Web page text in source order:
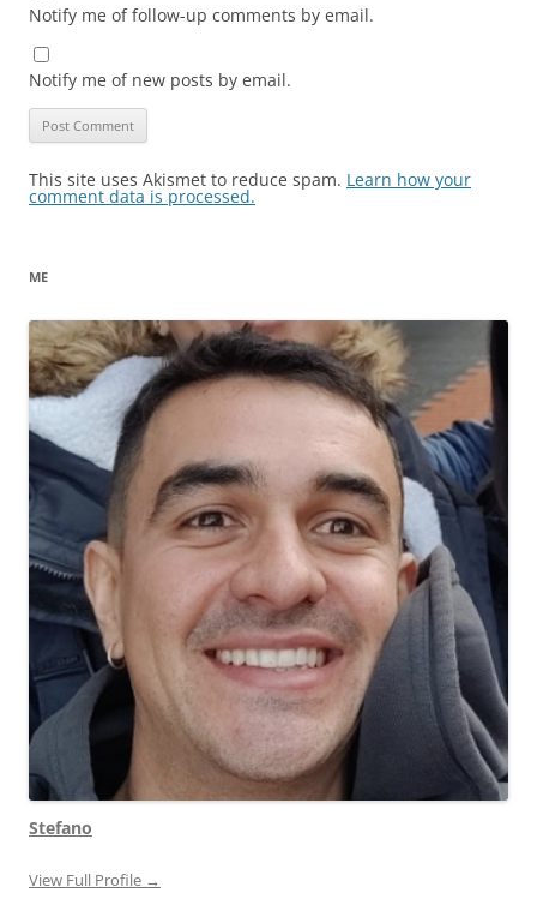
Notify me of follow-up comments by email.
Notify me of new posts by email.
This site uses Akismet to reduce spam. Learn how your
comment data is processed.
ME
Stefano
View Full Profile →